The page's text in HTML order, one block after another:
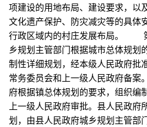
项建设的用地布局、建设要求，以
文化遗产保护、防灾减灾等的具体
行政区域内的村庄发展布局。
乡规划主管部门根据城市总体规划
制性详细规划，经本级人民政府批
常务委员会和上一级人民政府
府根据镇总体规划的要求，组织编
上一级人民政府审批。县人民政府
划，由县人民政府城乡规划主管部